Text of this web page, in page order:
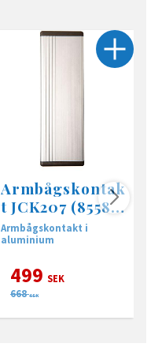
Armbågskontak
t JCK207 (8558)
aluminium
Armbågskontakt i
aluminium
499 SEK
668 SEK